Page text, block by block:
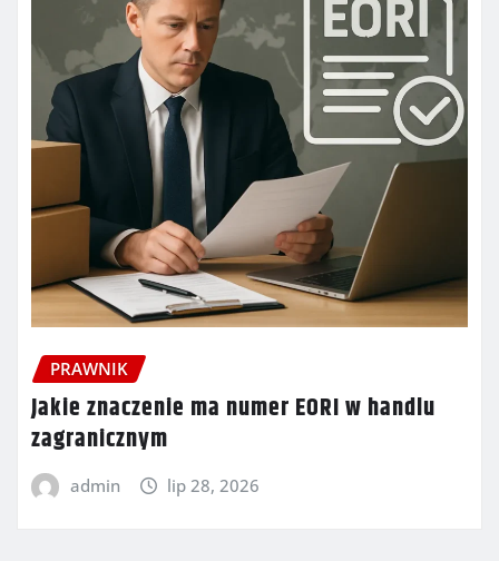
PRAWNIK
Jakie znaczenie ma numer EORI w handlu
zagranicznym
admin lip 28, 2026